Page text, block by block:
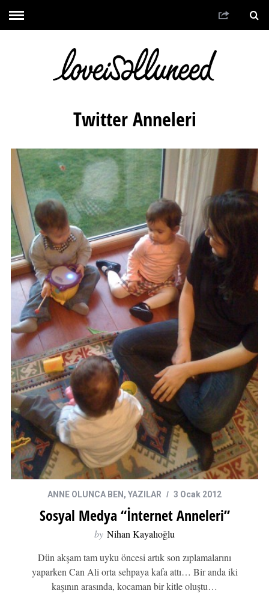
Twitter Anneleri
ANNE OLUNCA BEN , YAZILAR 3 Ocak 2012
Sosyal Medya “İnternet Anneleri”
by Nihan Kayalıoğlu
Dün akşam tam uyku öncesi artık son zıplamalarını
yaparken Can Ali orta sehpaya kafa attı… Bir anda iki
kaşının arasında, kocaman bir kitle oluştu…